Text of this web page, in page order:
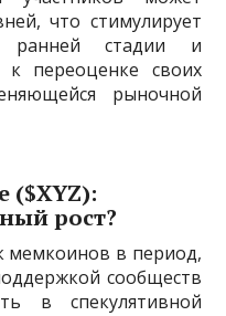
что стимулирует
стадии и
к переоценке своих
рыночной
($XYZ):
рост?
мемкоинов в период,
сообществ
в спекулятивной